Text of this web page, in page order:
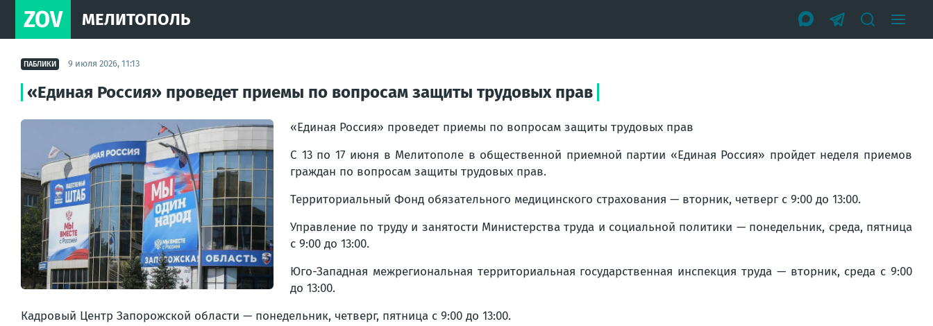
ZOV МЕЛИТОПОЛЬ
ПАБЛИКИ 9 июля 2026, 11:13
«Единая Россия» проведет приемы по вопросам защиты трудовых прав
«Единая Россия» проведет приемы по вопросам защиты трудовых прав
С 13 по 17 июня в Мелитополе в общественной приемной партии «Единая Россия» пройдет неделя приемов
граждан по вопросам защиты трудовых прав.
Территориальный Фонд обязательного медицинского страхования — вторник, четверг с 9:00 до 13:00.
Управление по труду и занятости Министерства труда и социальной политики — понедельник, среда, пятница
с 9:00 до 13:00.
Юго-Западная межрегиональная территориальная государственная инспекция труда — вторник, среда с 9:00
до 13:00.
Кадровый Центр Запорожской области — понедельник, четверг, пятница с 9:00 до 13:00.